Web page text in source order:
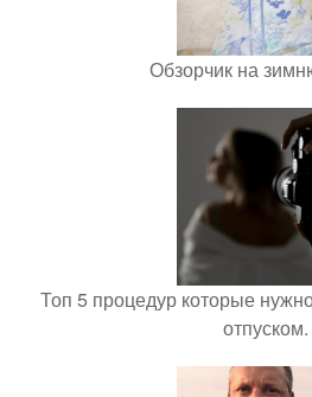
Обзорчик на
Топ 5 процедур которые
отпуском.